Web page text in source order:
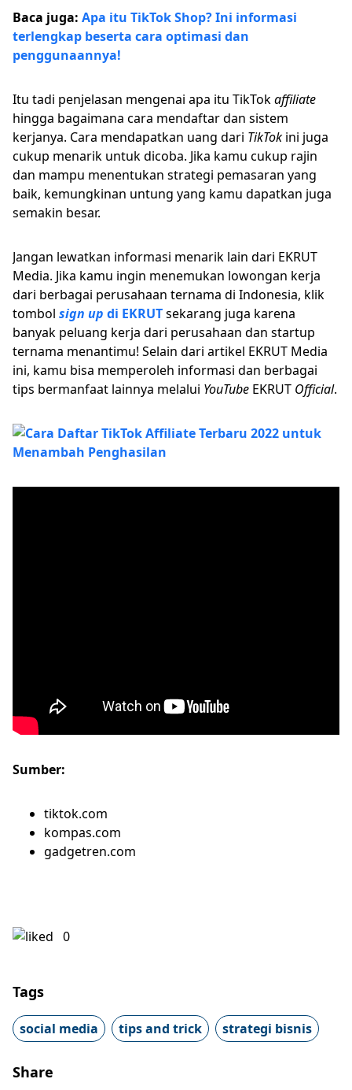
Baca juga: Apa itu TikTok Shop? Ini informasi
terlengkap beserta cara optimasi dan
penggunaannya!
Itu tadi penjelasan mengenai apa itu TikTokaffiliate
hingga bagaimana cara mendaftar dan sistem
kerjanya. Cara mendapatkan uang dari TikTok ini juga
cukup menarik untuk dicoba. Jika kamu cukup rajin
dan mampu menentukan strategi pemasaran yang
baik, kemungkinan untung yang kamu dapatkan juga
semakin besar.
Jangan lewatkan informasi menarik lain dari EKRUT
Media. Jika kamu ingin menemukan lowongan kerja
dari berbagai perusahaan ternama di Indonesia, klik
tombol sign up di EKRUTsekarang juga karena
banyak peluang kerja dari perusahaan dan startup
ternama menantimu! Selain dari artikel EKRUT Media
ini, kamu bisa memperoleh informasi dan berbagai
tips bermanfaat lainnya melalui YouTube EKRUT Official.
Sumber:
tiktok.com
kompas.com
gadgetren.com
0
Tags
social media tips and trick strategi bisnis
Share